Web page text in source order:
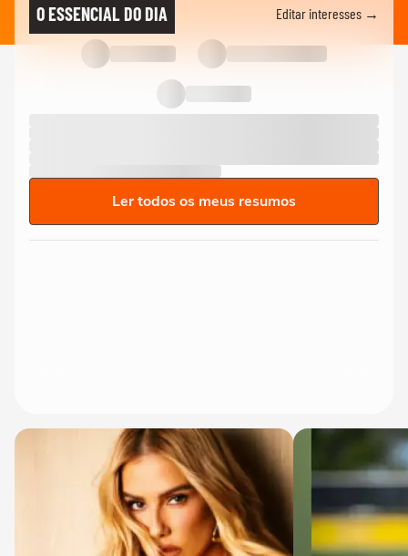
O ESSENCIAL DO DIA Editar interesses →
Ler todos os meus resumos